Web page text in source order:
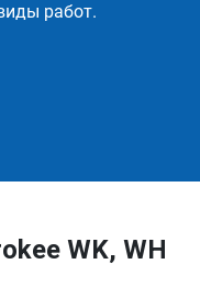
работ.
WK, WH